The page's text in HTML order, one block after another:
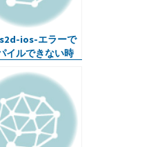
ios-エラーで
イルできない時